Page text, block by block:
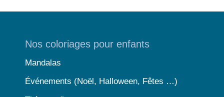
Nos coloriages pour enfants
Mandalas
Événements (Noël, Halloween, Fêtes …)